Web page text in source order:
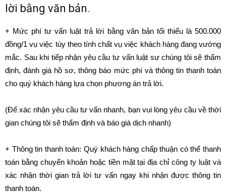
lời bằng văn bản.
+ Mức phí tư vấn luật trả lời bằng văn bản tối thiểu là 500.000
đồng/1 vụ việc tùy theo tính chất vụ việc khách hàng đang vướng
mắc. Sau khi tiếp nhận yêu cầu tư vấn luật sư chúng tôi sẽ thẩm
định, đánh giá hồ sơ, thông báo mức phí và thông tin thanh toán
cho quý khách hàng lựa chọn phương án trả lời.
(Để xác nhận yêu cầu tư vấn nhanh, bạn vui lòng yêu cầu về thời
gian chúng tôi sẽ thẩm định và báo giá dịch nhanh)
+ Thông tin thanh toán: Quý khách hàng chấp thuận có thể thanh
toán bằng chuyển khoản hoặc tiền mặt tại địa chỉ công ty luật và
xác nhận thời gian trả lời tư vấn ngay khi nhận được thông tin
thanh toán.